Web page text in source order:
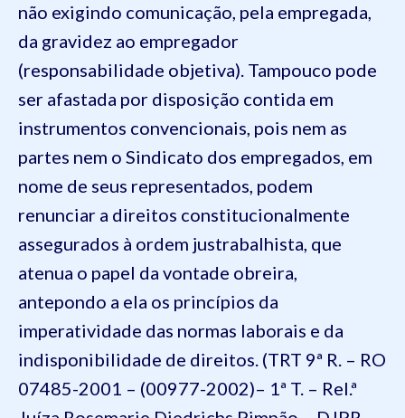
não exigindo comunicação, pela empregada,
da gravidez ao empregador
(responsabilidade objetiva). Tampouco pode
ser afastada por disposição contida em
instrumentos convencionais, pois nem as
partes nem o Sindicato dos empregados, em
nome de seus representados, podem
renunciar a direitos constitucionalmente
assegurados à ordem justrabalhista, que
atenua o papel da vontade obreira,
antepondo a ela os princípios da
imperatividade das normas laborais e da
indisponibilidade de direitos. (TRT 9ª R. – RO
07485-2001 – (00977-2002)– 1ª T. – Rel.ª